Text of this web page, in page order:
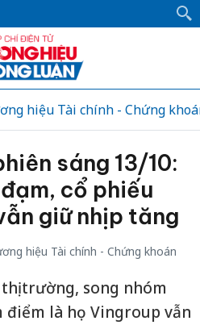
hiệu Tài chính - Chứng
sáng 13/10:
cổ phiếu
giữ nhịp tăng
hiệu Tài chính - Chứng khoán
trường, song nhóm
điểm là họ Vingroup vẫn